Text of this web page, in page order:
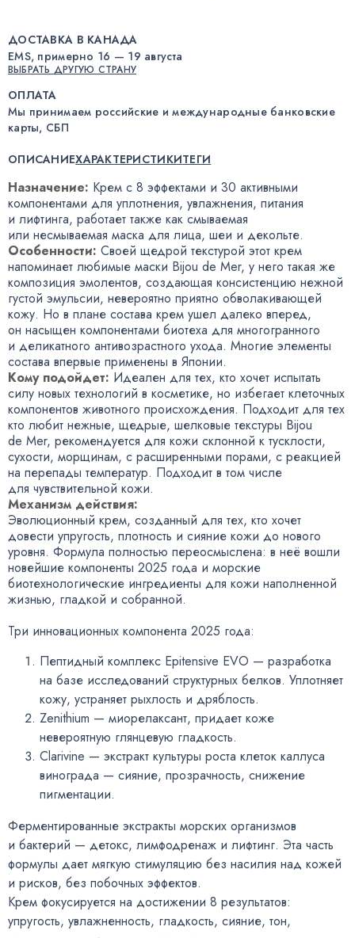
ДОСТАВКА В КАНАДА
EMS, примерно 16 — 19 августа
ВЫБРАТЬ ДРУГУЮ СТРАНУ
ОПЛАТА
Мы принимаем российские и международные банковские
карты, СБП
ОПИСАНИЕХАРАКТЕРИСТИКИТЕГИ
Назначение: Крем с 8 эффектами и 30 активными
компонентами для уплотнения, увлажнения, питания
и лифтинга, работает также как смываемая
или несмываемая маска для лица, шеи и декольте.
Особенности: Своей щедрой текстурой этот крем
напоминает любимые маски Bijou de Mer, у него такая же
композиция эмолентов, создающая консистенцию нежной
густой эмульсии, невероятно приятно обволакивающей
кожу. Но в плане состава крем ушел далеко вперед,
он насыщен компонентами биотеха для многогранного
и деликатного антивозрастного ухода. Многие элементы
состава впервые применены в Японии.
Кому подойдет: Идеален для тех, кто хочет испытать
силу новых технологий в косметике, но избегает клеточных
компонентов животного происхождения. Подходит для тех
кто любит нежные, щедрые, шелковые текстуры Bijou
de Mer, рекомендуется для кожи склонной к тусклости,
сухости, морщинам, с расширенными порами, с реакцией
на перепады температур. Подходит в том числе
для чувствительной кожи.
Механизм действия:
Эволюционный крем, созданный для тех, кто хочет
довести упругость, плотность и сияние кожи до нового
уровня. Формула полностью переосмыслена: в неё вошли
новейшие компоненты 2025 года и морские
биотехнологические ингредиенты для кожи наполненной
жизнью, гладкой и собранной.
Три инновационных компонента 2025 года:
Пептидный комплекс Epitensive EVO — разработка
на базе исследований структурных белков. Уплотняет
кожу, устраняет рыхлость и дряблость.
Zenithium — миорелаксант, придает коже
невероятную глянцевую гладкость.
Clarivine — экстракт культуры роста клеток каллуса
винограда — сияние, прозрачность, снижение
пигментации.
Ферментированные экстракты морских организмов
и бактерий — детокс, лимфодренаж и лифтинг. Эта часть
формулы дает мягкую стимуляцию без насилия над кожей
и рисков, без побочных эффектов.
Крем фокусируется на достижении 8 результатов:
упругость, увлажненность, гладкость, сияние, тон,